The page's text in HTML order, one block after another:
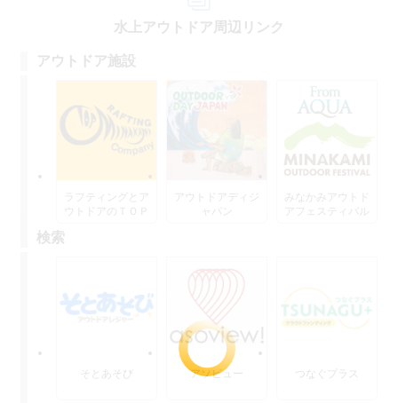
水上アウトドア周辺リンク
アウトドア施設
ラフティングとア
ウトドアのＴＯＰ
アウトドアディジ
みなかみアウトド
アフェスティバル
検索
そとあそび アソビュー つなぐプラス